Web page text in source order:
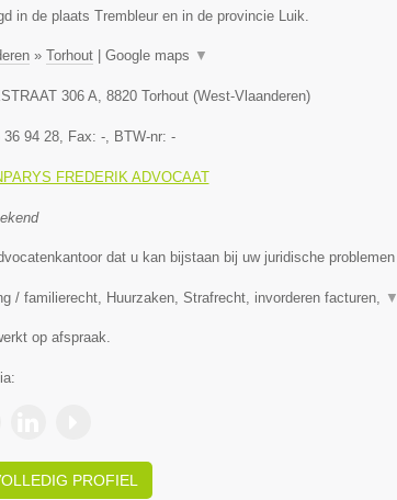
in de plaats Trembleur en in de provincie Luik.
» Torhout| Google maps ▼
306 A, 8820 Torhout(West-Vlaanderen)
36 94 28, Fax: -, BTW-nr: -
FREDERIK ADVOCAAT
dat u kan bijstaan bij uw juridische problemen
/ familierecht, Huurzaken, Strafrecht, invorderen facturen, ▼
op afspraak.
PROFIEL